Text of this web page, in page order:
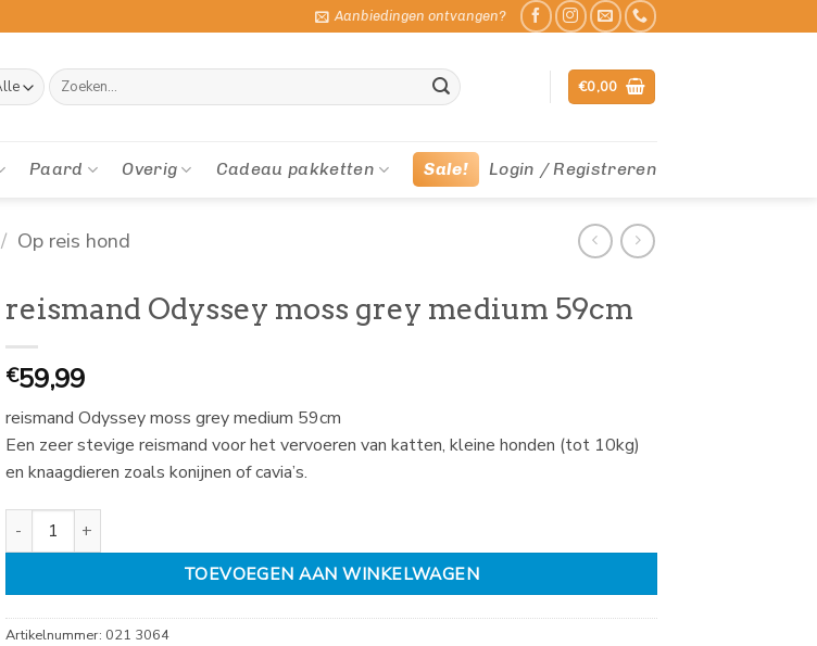
Aanbiedingen ontvangen?
Zoeken
naar:
€0,00
Paard Overig Cadeau pakketten Sale! Login / Registreren
/ Op reis hond
reismand Odyssey moss grey medium 59cm
€59,99
reismand Odyssey moss grey medium 59cm
Een zeer stevige reismand voor het vervoeren van katten, kleine honden (tot 10kg)
en knaagdieren zoals konijnen of cavia’s.
reismand Odyssey moss grey medium 59cm aantal
TOEVOEGEN AAN WINKELWAGEN
Artikelnummer: 021 3064